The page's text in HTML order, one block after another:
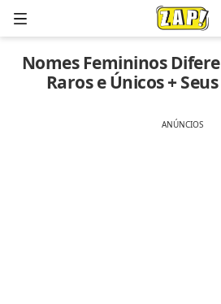
Menu
Nomes Femininos
Raros e Únicos +
ANÚNCIOS